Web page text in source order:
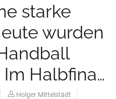
starke
wurden
Im Halbfina…
Holger Mittelstädt